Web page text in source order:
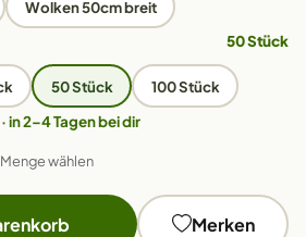
Wolken 50cm breit
50 Stück
50 Stück
100 Stück
2–4 Tagen bei dir
Menge wählen
Merken